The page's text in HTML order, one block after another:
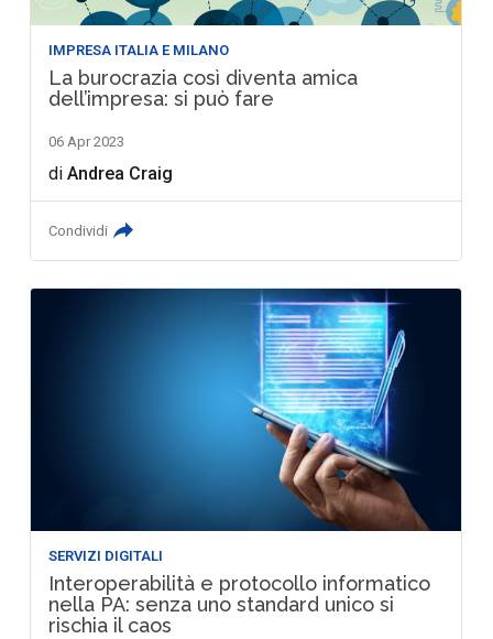
IMPRESA ITALIA E MILANO
La burocrazia così diventa amica
dell’impresa: si può fare
06 Apr 2023
diAndrea Craig
Condividi
SERVIZI DIGITALI
Interoperabilità e protocollo informatico
nella PA: senza uno standard unico si
rischia il caos